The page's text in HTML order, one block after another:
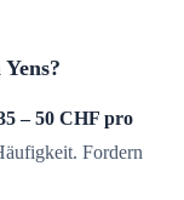
– 50 CHF pro
Fordern